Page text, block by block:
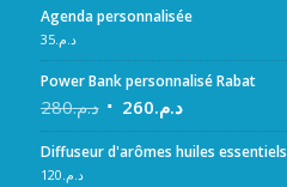
Agenda personnalisée
د.م.35
Power Bank personnalisé Rabat
د.م.280 د.م.260
Diffuseur d'arômes huiles essentiels
د.م.120